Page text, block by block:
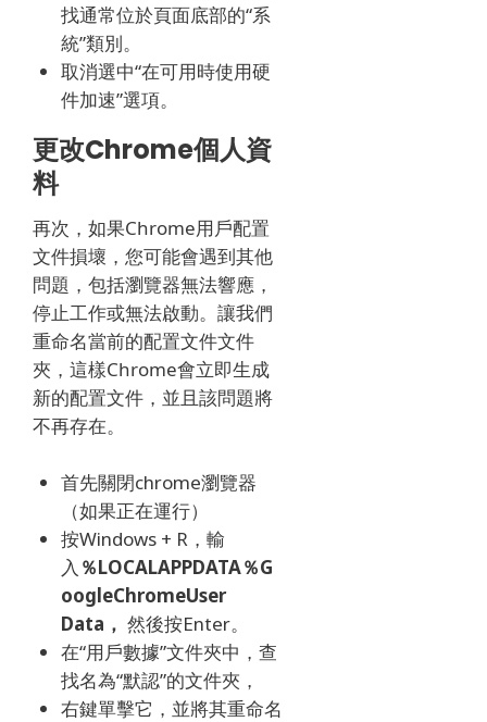
找通常位於頁面底部的“系
統”類別。
取消選中“在可用時使用硬
件加速”選項。
更改Chrome個人資
料
再次，如果Chrome用戶配置
文件損壞，您可能會遇到其他
問題，包括瀏覽器無法響應，
停止工作或無法啟動。 讓我們
重命名當前的配置文件文件
夾，這樣Chrome會立即生成
新的配置文件，並且該問題將
不再存在。
首先關閉chrome瀏覽器
（如果正在運行）
按Windows + R，輸
入 ％LOCALAPPDATA％G
oogleChromeUser
Data， 然後按Enter。
在“用戶數據”文件夾中，查
找名為“默認”的文件夾，
右鍵單擊它，並將其重命名